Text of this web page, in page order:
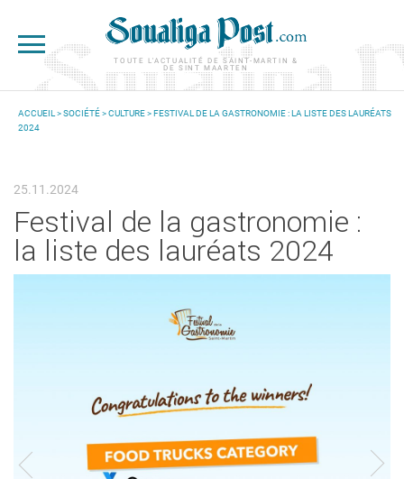
TOUTE L'ACTUALITÉ DE SAINT-MARTIN &
DE SINT MAARTEN
VOUS ÊTES ICI
ACCUEIL >SOCIÉTÉ>CULTURE> FESTIVAL DE LA GASTRONOMIE : LA LISTE DES LAURÉATS
2024
25.11.2024
Festival de la gastronomie :
la liste des lauréats 2024